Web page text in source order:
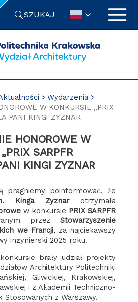
SZUKAJ
Wydarzenia
W KONKURSIE „PRIX
PANI KINGI ZYZNAR
SARPFR
KINGI ZYZNAR
pragniemy poinformować, że
Kinga Zyznarotrzymała
w konkursie PRIX SARPFR
przezStowarzyszenie
we Francji, za najciekawszy
inżynierski 2025 roku.
brały udział projekty
Architektury Politechniki
Gliwickiej, Krakowskiej,
i z Akademii Techniczno-
Stosowanych z Warszawy.